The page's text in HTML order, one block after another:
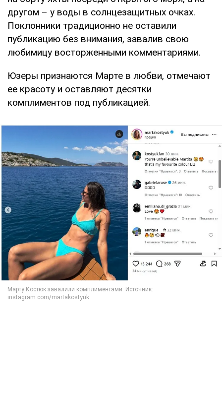
другом – у воды в солнцезащитных очках.
Поклонники традиционно не оставили
публикацию без внимания, завалив свою
любимицу восторженными комментариями.
Юзеры признаются Марте в любви, отмечают
ее красоту и оставляют десятки
комплиментов под публикацией.